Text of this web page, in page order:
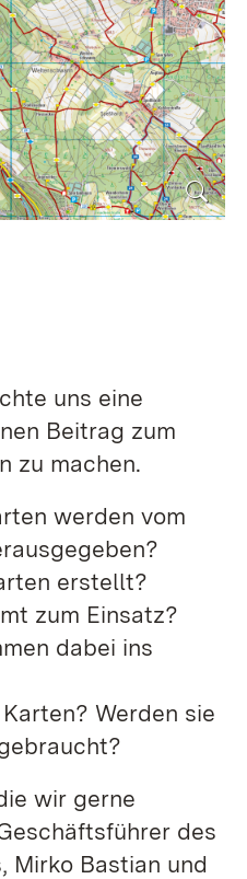
uns eine
Beitrag zum
zu machen.
werden vom
erstellt?
zum Einsatz?
dabei ins
Werden sie
wir gerne
des
Mirko Bastian und